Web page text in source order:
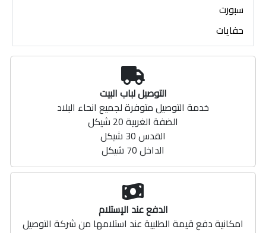
سبورت
حفايات
التوصيل لباب البيت
خدمة التوصيل متوفرة لجميع انحاء البلاد
الضفة الغربية 20 شيكل
القدس 30 شيكل
الداخل 70 شيكل
الدفع عند الإستلام
امكانية دفع قيمة الطلبية عند استلامها من شركة التوصيل